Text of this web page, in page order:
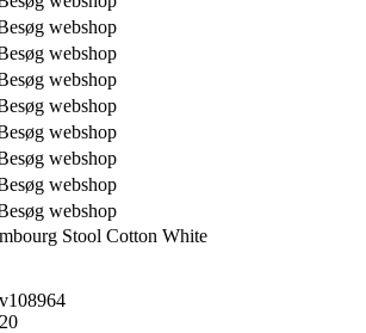
webshop
webshop
webshop
webshop
webshop
webshop
webshop
webshop
Stool Cotton White